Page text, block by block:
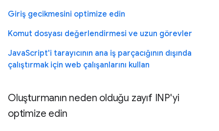
Giriş gecikmesini optimize edin
Komut dosyası değerlendirmesi ve uzun görevler
JavaScript'i tarayıcının ana iş parçacığının dışında
çalıştırmak için web çalışanlarını kullan
Oluşturmanın neden olduğu zayıf INP'yi
optimize edin